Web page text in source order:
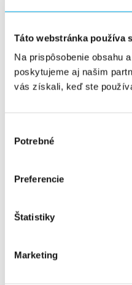
Táto webstránka používa
Na prispôsobenie obsahu
poskytujeme aj našim
vás získali, keď ste
súhlasu
Potrebné
Preferencie
Štatistiky
Marketing